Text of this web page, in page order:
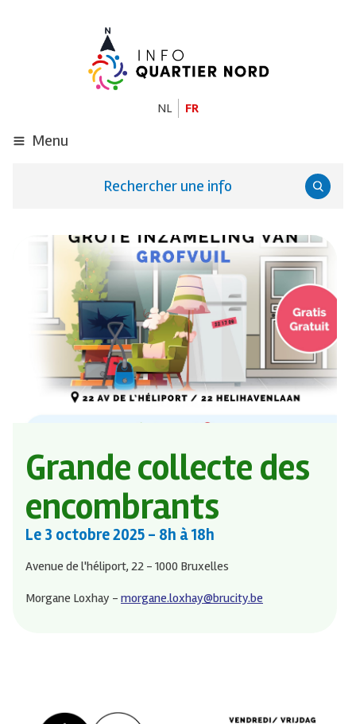
NL FR
Menu
Rechercher une info
Grande collecte des
encombrants
Le 3 octobre 2025 - 8h à 18h
Avenue de l'héliport, 22 - 1000 Bruxelles
Morgane Loxhay - morgane.loxhay@brucity.be